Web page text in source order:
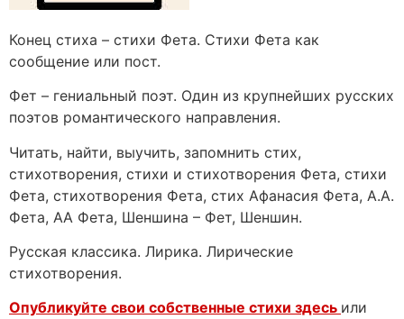
Конец стиха – стихи Фета. Стихи Фета как
сообщение или пост.
Фет – гениальный поэт. Один из крупнейших русских
поэтов романтического направления.
Читать, найти, выучить, запомнить стих,
стихотворения, стихи и стихотворения Фета, стихи
Фета, стихотворения Фета, стих Афанасия Фета, А.А.
Фета, АА Фета, Шеншина – Фет, Шеншин.
Русская классика. Лирика. Лирические
стихотворения.
Опубликуйте свои собственные стихи здесь или